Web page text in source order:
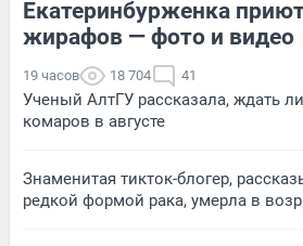
Екатеринбурженка
жирафов — фото и видео
19 часов 18 704 41
Ученый АлтГУ рассказала, ждать
комаров в августе
Знаменитая тикток-блогер,
редкой формой рака, умерла в